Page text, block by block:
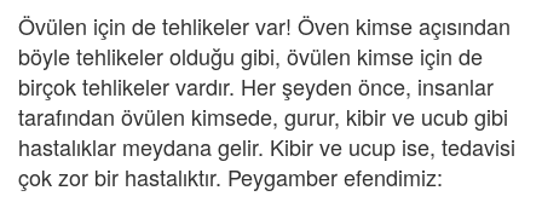
Övülen için de tehlikeler var! Öven kimse açısından
böyle tehlikeler olduğu gibi, övülen kimse için de
birçok tehlikeler vardır. Her şeyden önce, insanlar
tarafından övülen kimsede, gurur, kibir ve ucub gibi
hastalıklar meydana gelir. Kibir ve ucup ise, tedavisi
çok zor bir hastalıktır. Peygamber efendimiz: